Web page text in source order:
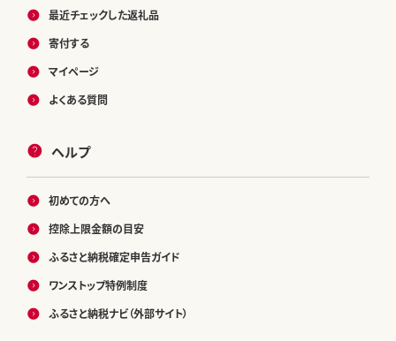
最近チェックした返礼品
寄付する
マイページ
よくある質問
ヘルプ
初めての方へ
控除上限金額の目安
ふるさと納税確定申告ガイド
ワンストップ特例制度
ふるさと納税ナビ（外部サイト）